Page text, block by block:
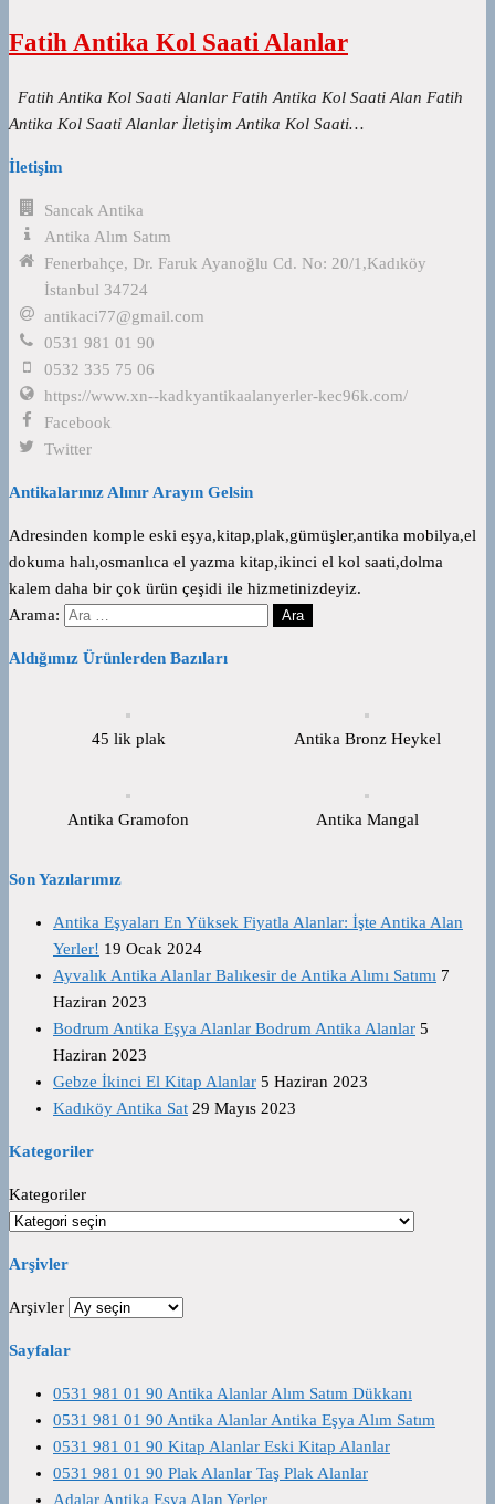
Fatih Antika Kol Saati Alanlar
Fatih Antika Kol Saati Alanlar Fatih Antika Kol Saati Alan Fatih
Antika Kol Saati Alanlar İletişim Antika Kol Saati…
İletişim
Sancak Antika
Antika Alım Satım
Fenerbahçe, Dr. Faruk Ayanoğlu Cd. No: 20/1,Kadıköy
İstanbul 34724
antikaci77@gmail.com
0531 981 01 90
0532 335 75 06
https://www.xn--kadkyantikaalanyerler-kec96k.com/
Facebook
Twitter
Antikalarınız Alınır Arayın Gelsin
Adresinden komple eski eşya,kitap,plak,gümüşler,antika mobilya,el
dokuma halı,osmanlıca el yazma kitap,ikinci el kol saati,dolma
kalem daha bir çok ürün çeşidi ile hizmetinizdeyiz.
Arama:
Aldığımız Ürünlerden Bazıları
45 lik plak Antika Bronz Heykel
Antika Gramofon Antika Mangal
Son Yazılarımız
Antika Eşyaları En Yüksek Fiyatla Alanlar: İşte Antika Alan
Yerler! 19 Ocak 2024
Ayvalık Antika Alanlar Balıkesir de Antika Alımı Satımı 7
Haziran 2023
Bodrum Antika Eşya Alanlar Bodrum Antika Alanlar 5
Haziran 2023
Gebze İkinci El Kitap Alanlar 5 Haziran 2023
Kadıköy Antika Sat 29 Mayıs 2023
Kategoriler
Kategoriler
Arşivler
Arşivler
Sayfalar
0531 981 01 90 Antika Alanlar Alım Satım Dükkanı
0531 981 01 90 Antika Alanlar Antika Eşya Alım Satım
0531 981 01 90 Kitap Alanlar Eski Kitap Alanlar
0531 981 01 90 Plak Alanlar Taş Plak Alanlar
Adalar Antika Eşya Alan Yerler